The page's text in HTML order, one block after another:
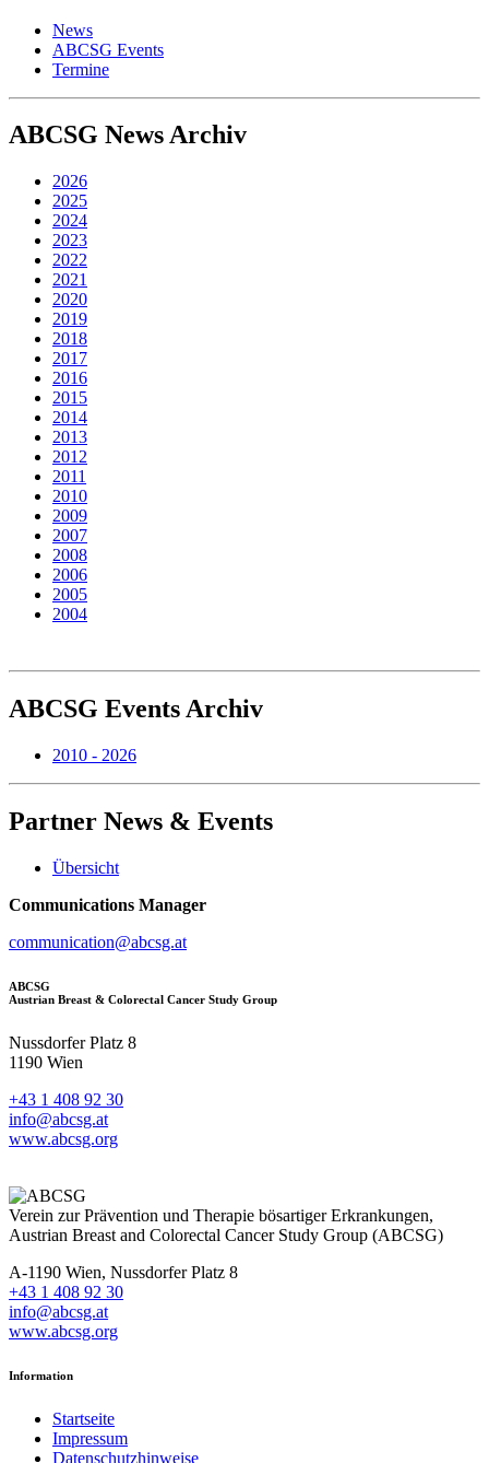
News
ABCSG Events
Termine
ABCSG News Archiv
2026
2025
2024
2023
2022
2021
2020
2019
2018
2017
2016
2015
2014
2013
2012
2011
2010
2009
2007
2008
2006
2005
2004
ABCSG Events Archiv
2010 - 2026
Partner News & Events
Übersicht
Communications Manager
communication@abcsg.at
ABCSG
Austrian Breast & Colorectal Cancer Study Group
Nussdorfer Platz 8
1190 Wien
+43 1 408 92 30
info@abcsg.at
www.abcsg.org
Verein zur Prävention und Therapie bösartiger Erkrankungen,
Austrian Breast and Colorectal Cancer Study Group (ABCSG)
A-1190 Wien, Nussdorfer Platz 8
+43 1 408 92 30
info@abcsg.at
www.abcsg.org
Information
Startseite
Impressum
Datenschutzhinweise